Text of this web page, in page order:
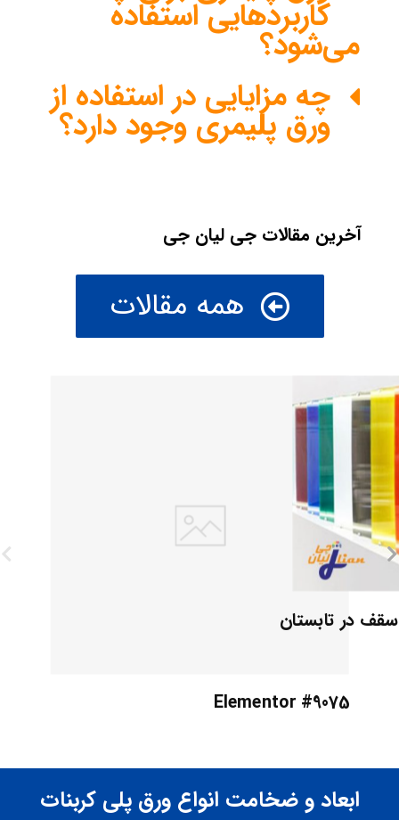
کاربردهایی استفاده
می‌شود؟
چه مزایایی در استفاده از
ورق پلیمری وجود دارد؟
آخرین مقالات جی لیان جی
همه مقالات
Elementor #9075
سقف در تابستان
ابعاد و ضخامت انواع ورق پلی کربنات